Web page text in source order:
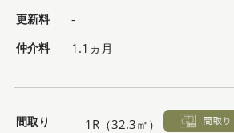
更新料 -
仲介料 1.1ヵ月
間取り 1R（32.3㎡）